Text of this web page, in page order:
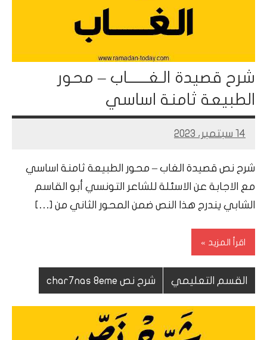
شرح قصيدة الـغـــــــاب – محور
الطبيعة ثامنة اساسي
14 سبتمبر، 2023
Mohamed
شرح نص قصيدة الغاب – محور الطبيعة ثامنة اساسي
مع الاجابة عن الاسئلة للشاعر التونسي أبو القاسم
الشابي يندرج هذا النص ضمن المحور الثاني من […]
اقرأ المزيد
القسم التعليمي شرح نص char7nas 8eme